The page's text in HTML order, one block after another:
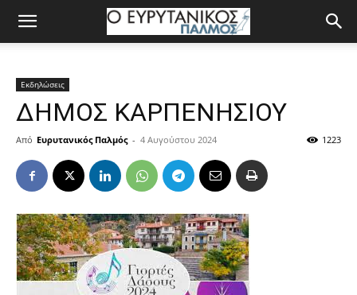
Εκδηλώσεις
ΔΗΜΟΣ ΚΑΡΠΕΝΗΣΙΟΥ
Από Ευρυτανικός Παλμός - 4 Αυγούστου 2024 1223